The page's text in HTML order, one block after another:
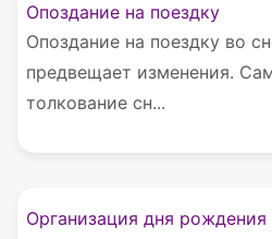
Опоздание на поездку
Опоздание на поездку во
предвещает изменения.
толкование сн...
Организация дня рождения